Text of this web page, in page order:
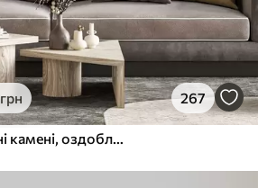
грн 267
Пеалістичні естетичні камені, оздоблення будинку, природне освітлення